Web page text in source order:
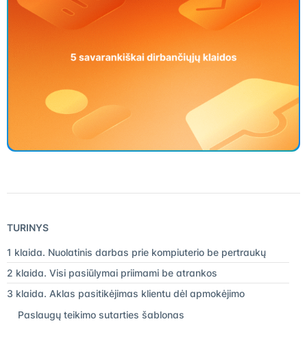
TURINYS
1 klaida. Nuolatinis darbas prie kompiuterio be pertraukų
2 klaida. Visi pasiūlymai priimami be atrankos
3 klaida. Aklas pasitikėjimas klientu dėl apmokėjimo
Paslaugų teikimo sutarties šablonas